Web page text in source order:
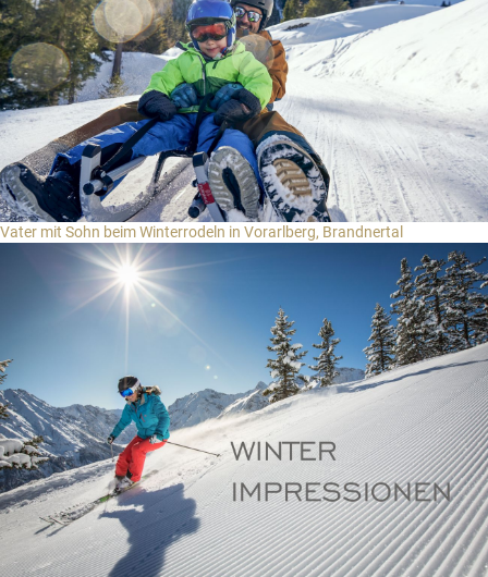
Vater mit Sohn beim Winterrodeln in Vorarlberg, Brandnertal